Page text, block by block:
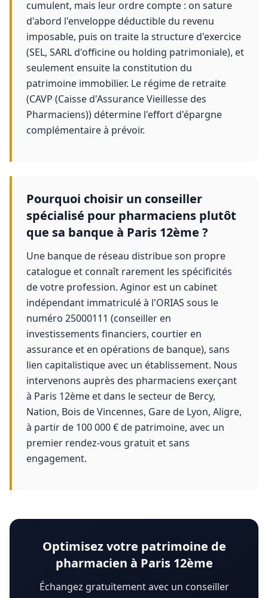
cumulent, mais leur ordre compte : on sature
d'abord l'enveloppe déductible du revenu
imposable, puis on traite la structure d'exercice
(SEL, SARL d'officine ou holding patrimoniale), et
seulement ensuite la constitution du
patrimoine immobilier. Le régime de retraite
(CAVP (Caisse d'Assurance Vieillesse des
Pharmaciens)) détermine l'effort d'épargne
complémentaire à prévoir.
Pourquoi choisir un conseiller
spécialisé pour pharmaciens plutôt
que sa banque à Paris 12ème ?
Une banque de réseau distribue son propre
catalogue et connaît rarement les spécificités
de votre profession. Aginor est un cabinet
indépendant immatriculé à l'ORIAS sous le
numéro 25000111 (conseiller en
investissements financiers, courtier en
assurance et en opérations de banque), sans
lien capitalistique avec un établissement. Nous
intervenons auprès des pharmaciens exerçant
à Paris 12ème et dans le secteur de Bercy,
Nation, Bois de Vincennes, Gare de Lyon, Aligre,
à partir de 100 000 € de patrimoine, avec un
premier rendez-vous gratuit et sans
engagement.
Optimisez votre patrimoine de
pharmacien à Paris 12ème
Échangez gratuitement avec un conseiller